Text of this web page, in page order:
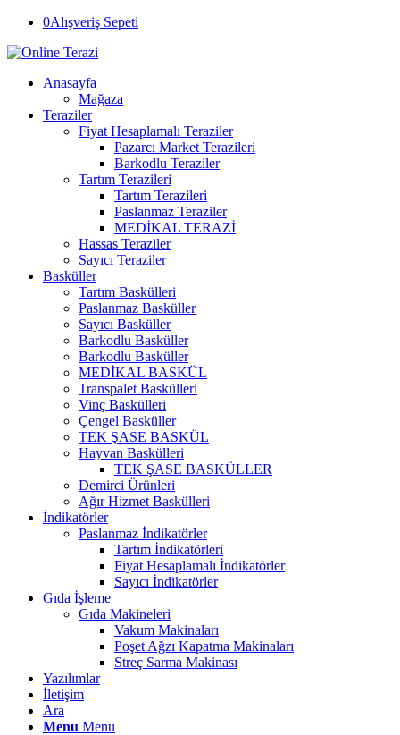
0Alışveriş Sepeti
Anasayfa
Mağaza
Teraziler
Fiyat Hesaplamalı Teraziler
Pazarcı Market Terazileri
Barkodlu Teraziler
Tartım Terazileri
Tartım Terazileri
Paslanmaz Teraziler
MEDİKAL TERAZİ
Hassas Teraziler
Sayıcı Teraziler
Basküller
Tartım Baskülleri
Paslanmaz Basküller
Sayıcı Basküller
Barkodlu Basküller
Barkodlu Basküller
MEDİKAL BASKÜL
Transpalet Baskülleri
Vinç Baskülleri
Çengel Basküller
TEK ŞASE BASKÜL
Hayvan Baskülleri
TEK ŞASE BASKÜLLER
Demirci Ürünleri
Ağır Hizmet Baskülleri
İndikatörler
Paslanmaz İndikatörler
Tartım İndikatörleri
Fiyat Hesaplamalı İndikatörler
Sayıcı İndikatörler
Gıda İşleme
Gıda Makineleri
Vakum Makinaları
Poşet Ağzı Kapatma Makinaları
Streç Sarma Makinası
Yazılımlar
İletişim
Ara
Menu Menu